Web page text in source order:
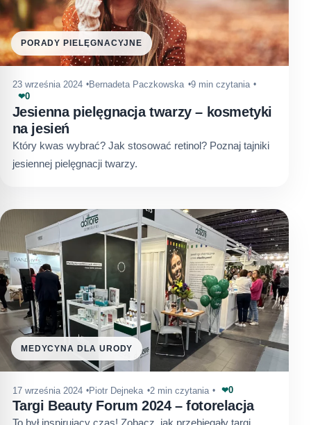
PORADY PIELĘGNACYJNE
23 września 2024 Bernadeta Paczkowska 9 min czytania
❤0
Jesienna pielęgnacja twarzy – kosmetyki
na jesień
Który kwas wybrać? Jak stosować retinol? Poznaj tajniki
jesiennej pielęgnacji twarzy.
MEDYCYNA DLA URODY
17 września 2024 Piotr Dejneka 2 min czytania ❤0
Targi Beauty Forum 2024 – fotorelacja
To był inspirujący czas! Zobacz, jak przebiegały targi